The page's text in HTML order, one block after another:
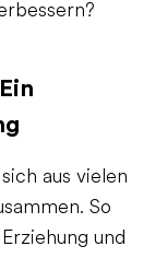
aus vielen
So
und